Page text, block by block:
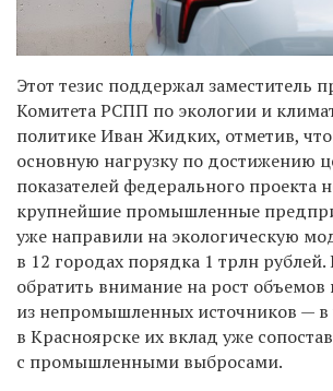
Этот тезис поддержал заместитель
Комитета РСПП по экологии и
политике Иван Жидких, отметив, что
основную нагрузку по достижению
показателей федерального проекта
крупнейшие промышленные
уже направили на экологическую
в 12 городах порядка 1 трлн
обратить внимание на рост объемов
из непромышленных источников — в
в Красноярске их вклад уже
с промышленными выбросами.